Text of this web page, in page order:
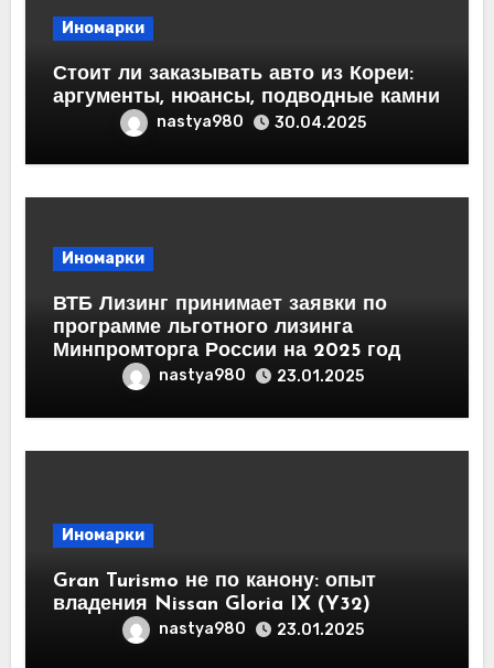
Иномарки
Стоит ли заказывать авто из Кореи:
аргументы, нюансы, подводные камни
nastya980 30.04.2025
Иномарки
ВТБ Лизинг принимает заявки по
программе льготного лизинга
Минпромторга России на 2025 год
nastya980 23.01.2025
Иномарки
Gran Turismo не по канону: опыт
владения Nissan Gloria IX (Y32)
nastya980 23.01.2025